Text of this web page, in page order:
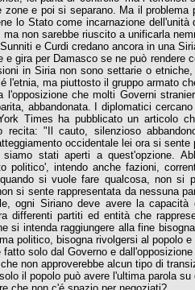
zone e poi si separano. Ma il
lo Stato come incarnazione
ma non sarebbe riuscito a unificarla
e Curdi credano ancora in una
e gira per Damasco se ne può
in Siria non sono settarie o
l'etnia, ma piuttosto il gruppo armato
l'opposizione che molti Governi
abbandonata. I diplomatici
Times ha pubblicato un articolo
recita: "Il cauto, silenzioso
occidentale lei ora si
siamo stati aperti a quest'opzione.
politico', intendo anche fazioni,
si vuole fare qualcosa, non
si sente rappresentata da nessuna
ogni Siriano deve avere la
differenti partiti ed entità che
si intenda raggiungere alla fine
politico, bisogna rivolgersi al popolo
fatto solo dal Governo e
non approverebbe alcun tipo di
il popolo può avere l'ultima parola